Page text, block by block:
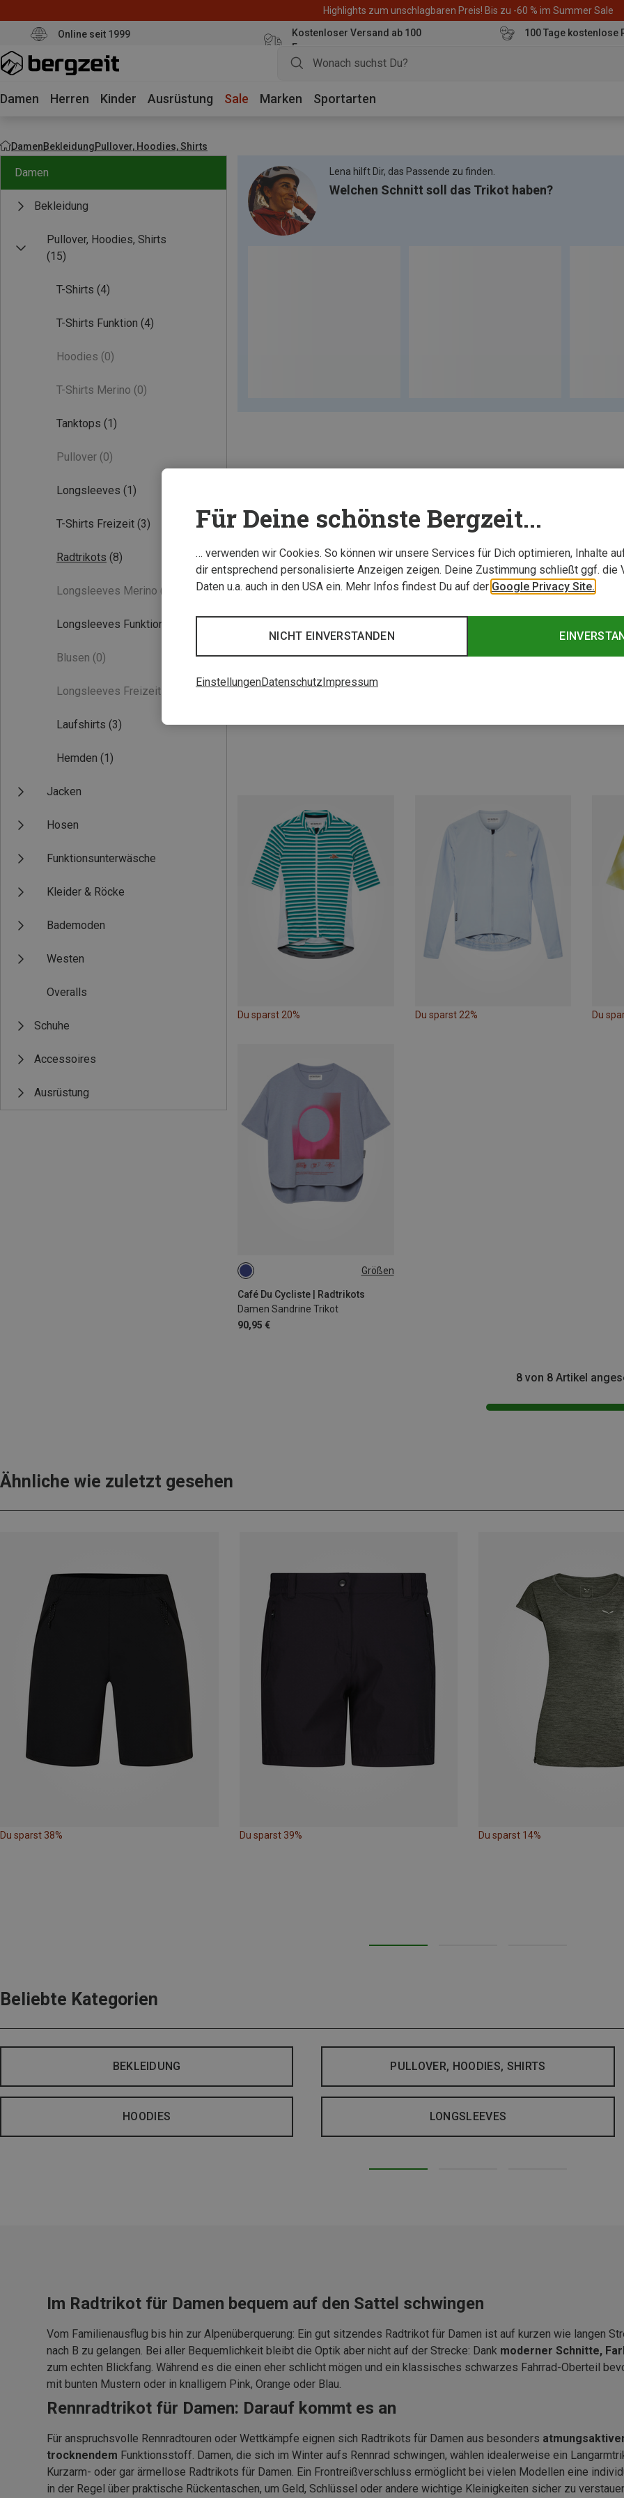
Highlights zum unschlagbaren Preis! Bis zu -60 % im Summer Sale
Online seit 1999
Kostenloser Versand ab 100
Euro
100 Tage kostenlose
Damen Herren Kinder Ausrüstung Sale Marken Sportarten
DamenBekleidungPullover, Hoodies, Shirts
Damen
Bekleidung
Pullover, Hoodies, Shirts
(15)
T-Shirts (4)
T-Shirts Funktion (4)
Hoodies (0)
T-Shirts Merino (0)
Tanktops (1)
Pullover (0)
Longsleeves (1)
T-Shirts Freizeit (3)
Radtrikots (8)
Longsleeves Merino (0)
Longsleeves Funktion
Blusen (0)
Longsleeves Freizeit
Laufshirts (3)
Hemden (1)
Jacken
Hosen
Funktionsunterwäsche
Kleider & Röcke
Bademoden
Westen
Overalls
Schuhe
Accessoires
Ausrüstung
Lena hilft Dir, das Passende zu finden.
Welchen Schnitt soll das Trikot haben?
Du sparst 20% Du sparst 22% Du
Größen
Café Du Cycliste | Radtrikots
Damen Sandrine Trikot
90,95 €
XS
8 von 8 Artikel
Ähnliche wie zuletzt gesehen
Du sparst 38% Du sparst 39% Du sparst 14%
Beliebte Kategorien
BEKLEIDUNG PULLOVER, HOODIES, SHIRTS
HOODIES LONGSLEEVES
Im Radtrikot für Damen bequem auf den Sattel schwingen
Vom Familienausflug bis hin zur Alpenüberquerung: Ein gut sitzendes Radtrikot für Damen ist auf kurzen wie langen
nach B zu gelangen. Bei aller Bequemlichkeit bleibt die Optik aber nicht auf der Strecke: Dank moderner Schnitte,
zum echten Blickfang. Während es die einen eher schlicht mögen und ein klassisches schwarzes Fahrrad-Oberteil
mit bunten Mustern oder in knalligem Pink, Orange oder Blau.
Rennradtrikot für Damen: Darauf kommt es an
Für anspruchsvolle Rennradtouren oder Wettkämpfe eignen sich Radtrikots für Damen aus besonders
trocknendem Funktionsstoff. Damen, die sich im Winter aufs Rennrad schwingen, wählen idealerweise ein
Kurzarm- oder gar ärmellose Radtrikots für Damen. Ein Frontreißverschluss ermöglicht bei vielen Modellen eine
in der Regel über praktische Rückentaschen, um Geld, Schlüssel oder andere wichtige Kleinigkeiten sicher zu
Für Deine schönste Bergzeit...
… verwenden wir Cookies. So können wir unsere Services für Dich optimieren, Inhalte
dir entsprechend personalisierte Anzeigen zeigen. Deine Zustimmung schließt ggf. die
Daten u.a. auch in den USA ein. Mehr Infos findest Du auf der Google Privacy Site.
NICHT EINVERSTANDEN
EinstellungenDatenschutzImpressum